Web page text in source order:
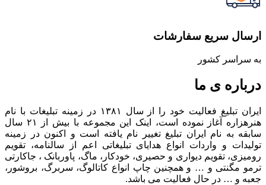
ارسال سریع سفارشات
به سراسر کشور
درباره ی ما
ایران تبلیغ فعالیت خود را از سال ۱۳۸۱ در زمینه تبلیغات با نام
هنرهزاره آغاز نموده است، اینک این مجموعه با بیش از ۲۱ سال
سابقه به نام ایران تبلیغ تغییر نام یافته است و اکنون در زمینه
تولیدات و واردات انواع هدایای تبلیغاتی اعم از سالنامه، تقویم
رومیزی، تقویم دیواری و حصیری، خودکار، ماگ، پاوربانک ، جاکارتی
ترمو مگنتی و … و همچنین چاپ انواع کاتالوگ، سربرگ، بروشور،
جعبه و … در حال فعالیت می باشد.